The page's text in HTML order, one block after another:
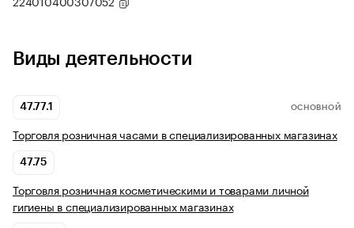
Виды деятельности
47.77.1 ОСНОВНОЙ
Торговля розничная часами в специализированных магазинах
47.75
Торговля розничная косметическими и товарами личной
гигиены в специализированных магазинах